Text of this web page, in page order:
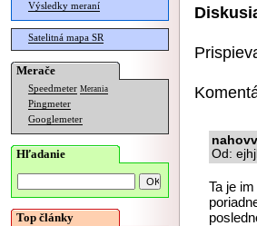
Výsledky meraní
Satelitná mapa SR
Merače
Speedmeter Merania
Pingmeter
Googlemeter
Hľadanie
Top články
Od:
Ta je